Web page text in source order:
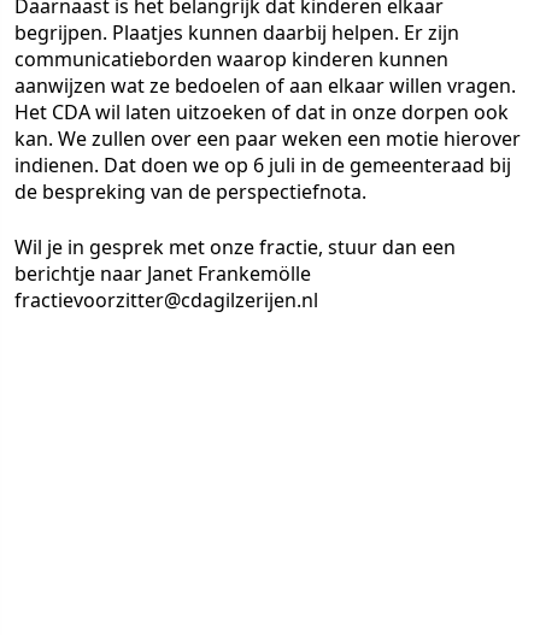
Daarnaast is het belangrijk dat kinderen elkaar
begrijpen. Plaatjes kunnen daarbij helpen. Er zijn
communicatieborden waarop kinderen kunnen
aanwijzen wat ze bedoelen of aan elkaar willen vragen.
Het CDA wil laten uitzoeken of dat in onze dorpen ook
kan. We zullen over een paar weken een motie hierover
indienen. Dat doen we op 6 juli in de gemeenteraad bij
de bespreking van de perspectiefnota.
Wil je in gesprek met onze fractie, stuur dan een
berichtje naar Janet Frankemölle
fractievoorzitter@cdagilzerijen.nl